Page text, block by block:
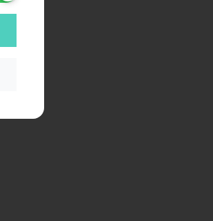
Publicidade